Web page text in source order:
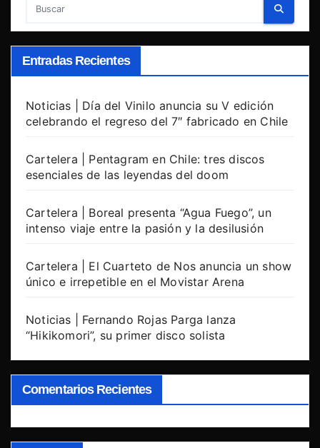
Entradas Recientes
Noticias | Día del Vinilo anuncia su V edición
celebrando el regreso del 7″ fabricado en Chile
Cartelera | Pentagram en Chile: tres discos
esenciales de las leyendas del doom
Cartelera | Boreal presenta “Agua Fuego”, un
intenso viaje entre la pasión y la desilusión
Cartelera | El Cuarteto de Nos anuncia un show
único e irrepetible en el Movistar Arena
Noticias | Fernando Rojas Parga lanza
“Hikikomori”, su primer disco solista
Comentarios Recientes